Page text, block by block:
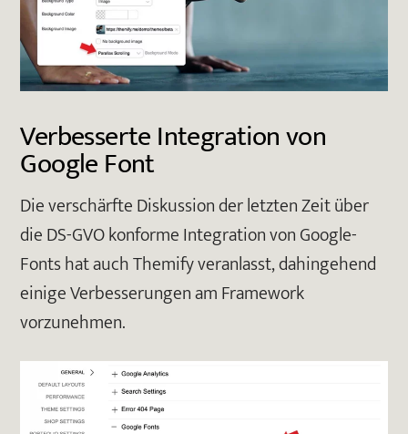
Verbesserte Integration von
Google Font
Die verschärfte Diskussion der letzten Zeit über
die DS-GVO konforme Integration von Google-
Fonts hat auch Themify veranlasst, dahingehend
einige Verbesserungen am Framework
vorzunehmen.